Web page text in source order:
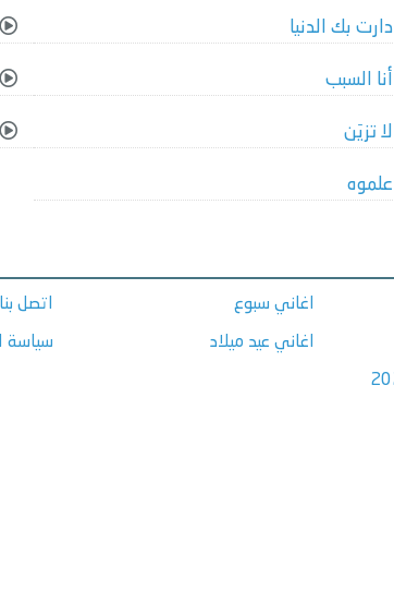
دارت بك الدنيا
أنا السبب
لا تزيَن
علموه
اغاني سبوع
اغاني عيد ميلاد
اتصل بنا
سياسة